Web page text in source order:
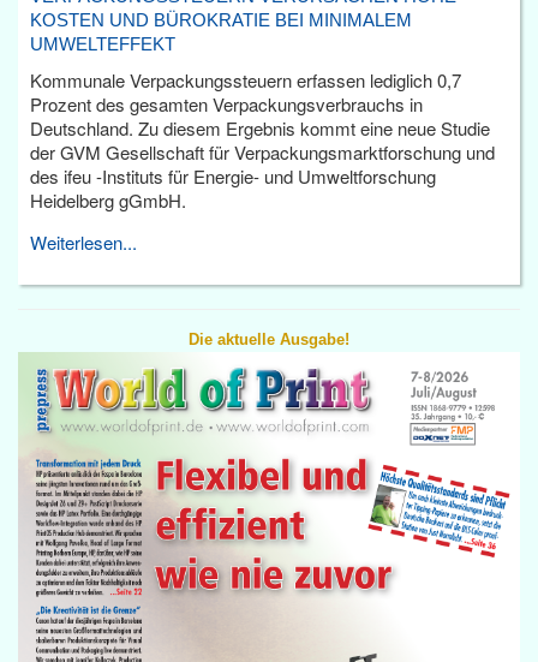
KOSTEN UND BÜROKRATIE BEI MINIMALEM
UMWELTEFFEKT
Kommunale Verpackungssteuern erfassen lediglich 0,7
Prozent des gesamten Verpackungsverbrauchs in
Deutschland. Zu diesem Ergebnis kommt eine neue Studie
der GVM Gesellschaft für Verpackungsmarktforschung und
des ifeu -Instituts für Energie- und Umweltforschung
Heidelberg gGmbH.
Weiterlesen...
Die aktuelle Ausgabe!